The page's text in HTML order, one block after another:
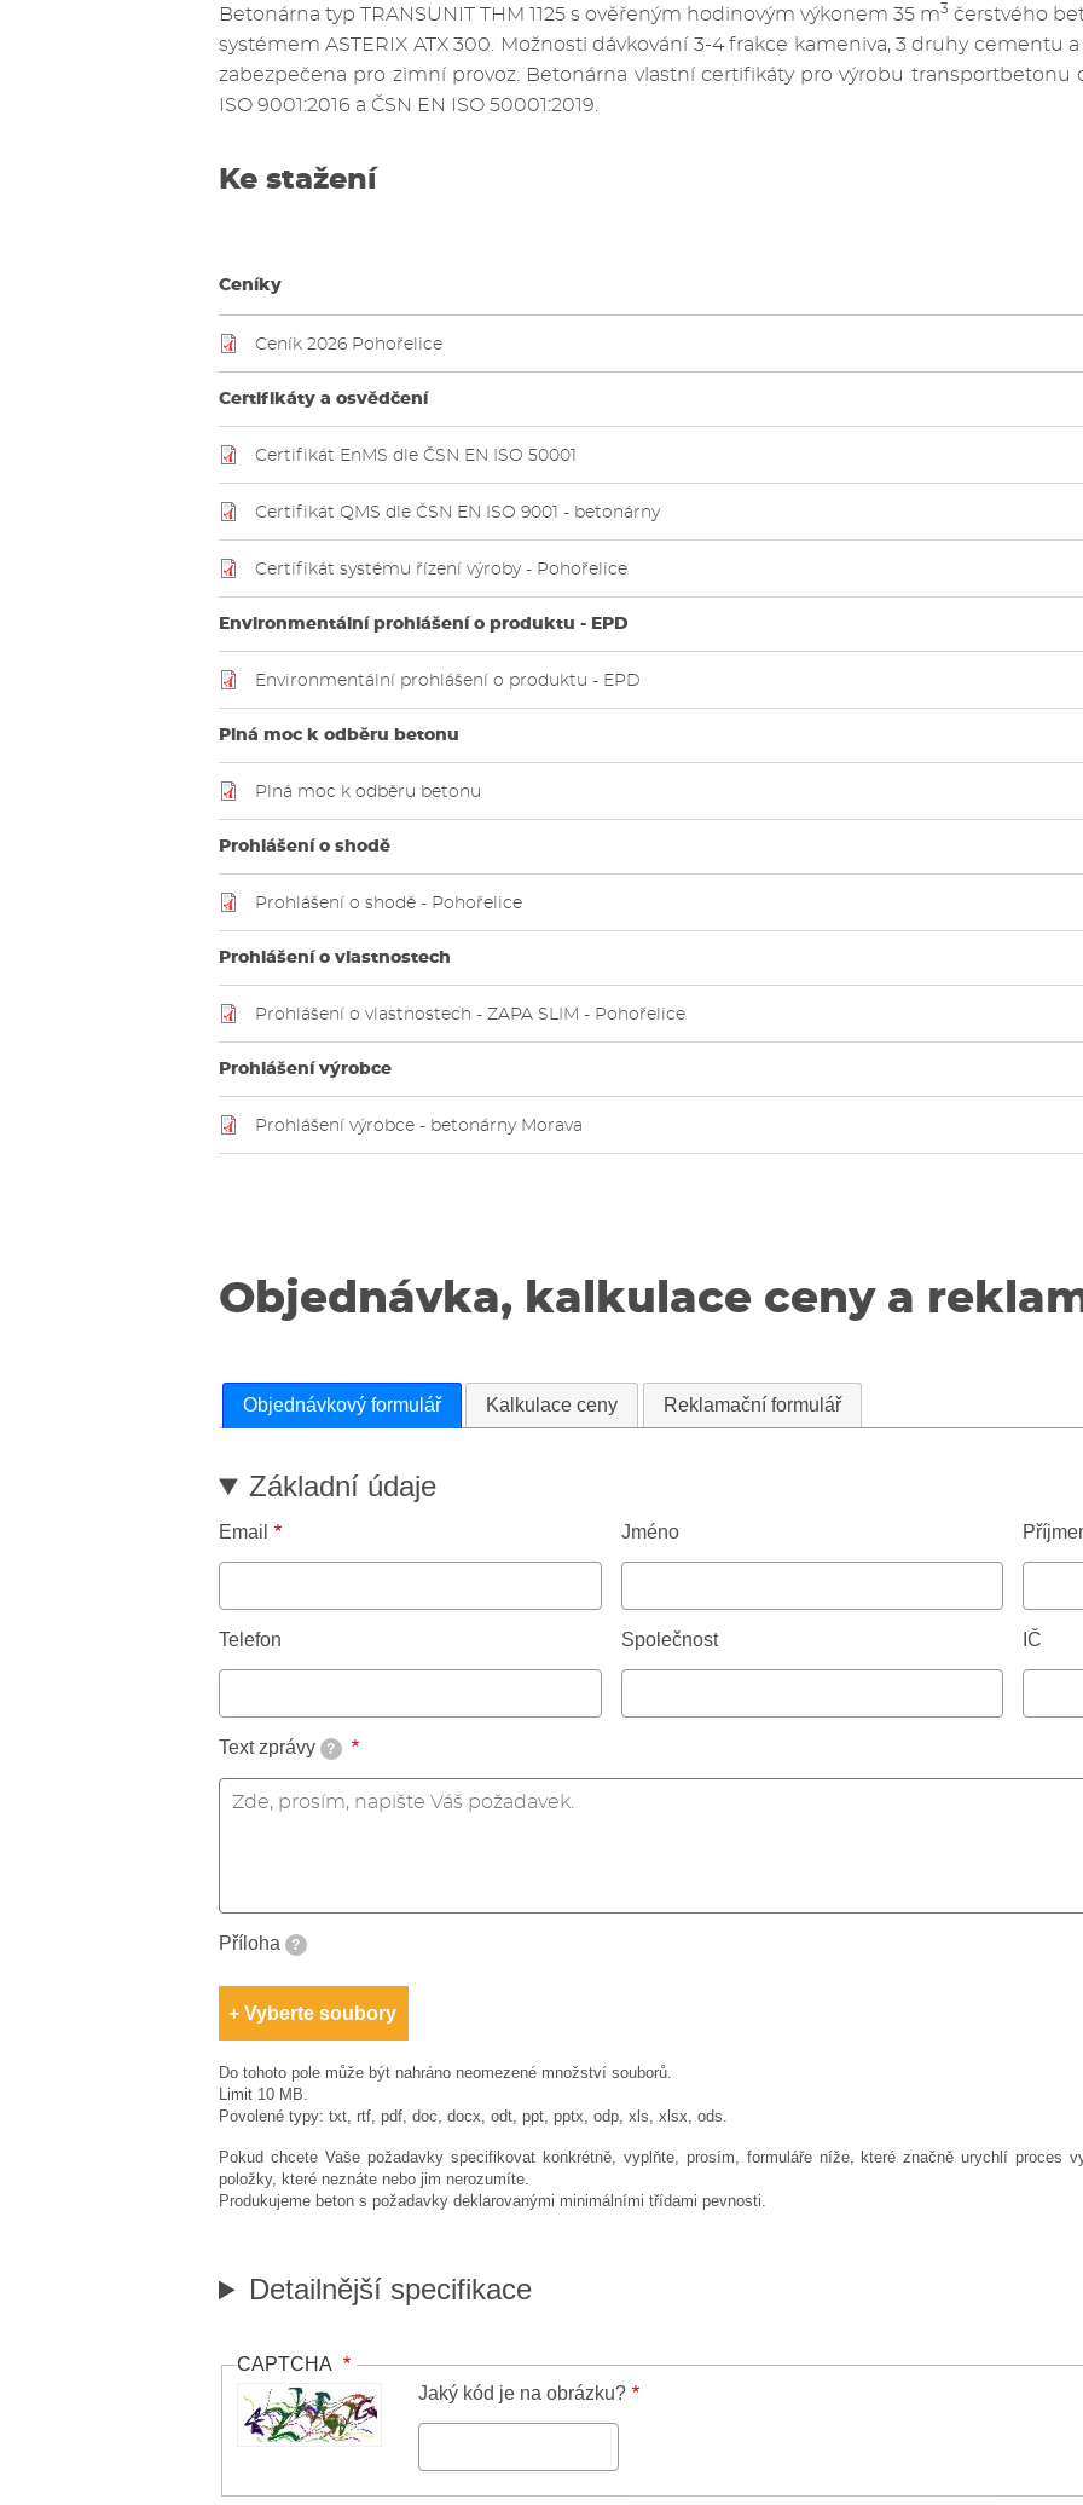
Betonárna typ TRANSUNIT THM 1125 s ověřeným hodinovým výkonem 35 m3 čerstvého
systémem ASTERIX ATX 300. Možnosti dávkování 3-4 frakce kameniva, 3 druhy cementu
zabezpečena pro zimní provoz. Betonárna vlastní certifikáty pro výrobu transportbetonu
ISO 9001:2016 a ČSN EN ISO 50001:2019.
Ke stažení
Ceníky
Ceník 2026 Pohořelice
Certifikáty a osvědčení
Certifikát EnMS dle ČSN EN ISO 50001
Certifikát QMS dle ČSN EN ISO 9001 - betonárny
Certifikát systému řízení výroby - Pohořelice
Environmentální prohlášení o produktu - EPD
Environmentální prohlášení o produktu - EPD
Plná moc k odběru betonu
Plná moc k odběru betonu
Prohlášení o shodě
Prohlášení o shodě - Pohořelice
Prohlášení o vlastnostech
Prohlášení o vlastnostech - ZAPA SLIM - Pohořelice
Prohlášení výrobce
Prohlášení výrobce - betonárny Morava
Objednávka, kalkulace ceny a
Objednávkový formulář Kalkulace ceny Reklamační formulář
Základní údaje
Email Jméno
Telefon Společnost IČ
Text zprávy ?
Příloha ?
Vyberte soubory
Do tohoto pole může být nahráno neomezené množství souborů.
Limit 10 MB.
Povolené typy: txt, rtf, pdf, doc, docx, odt, ppt, pptx, odp, xls, xlsx, ods.
Pokud chcete Vaše požadavky specifikovat konkrétně, vyplňte, prosím, formuláře níže, které značně urychlí proces
položky, které neznáte nebo jim nerozumíte.
Produkujeme beton s požadavky deklarovanými minimálními třídami pevnosti.
Detailnější specifikace
CAPTCHA
Jaký kód je na obrázku?